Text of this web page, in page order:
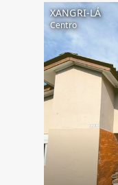
XANGRI-LÁ
Centro